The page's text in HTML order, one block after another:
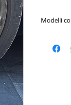
Modelli
2021 /